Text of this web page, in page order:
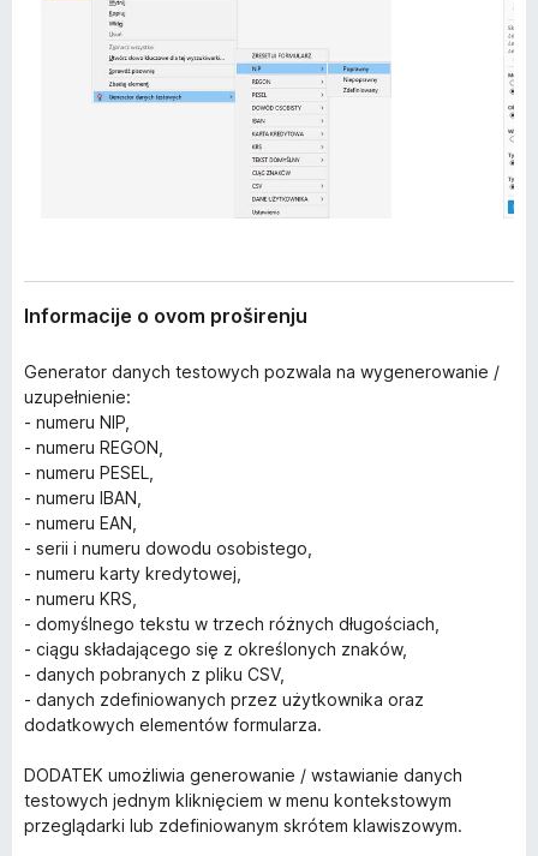
Informacije o ovom proširenju
Generator danych testowych pozwala na wygenerowanie /
uzupełnienie:
- numeru NIP,
- numeru REGON,
- numeru PESEL,
- numeru IBAN,
- numeru EAN,
- serii i numeru dowodu osobistego,
- numeru karty kredytowej,
- numeru KRS,
- domyślnego tekstu w trzech różnych długościach,
- ciągu składającego się z określonych znaków,
- danych pobranych z pliku CSV,
- danych zdefiniowanych przez użytkownika oraz
dodatkowych elementów formularza.
DODATEK umożliwia generowanie / wstawianie danych
testowych jednym kliknięciem w menu kontekstowym
przeglądarki lub zdefiniowanym skrótem klawiszowym.